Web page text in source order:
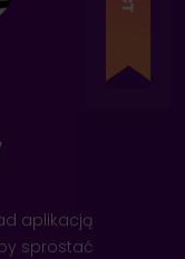
aplikacją
sprostać